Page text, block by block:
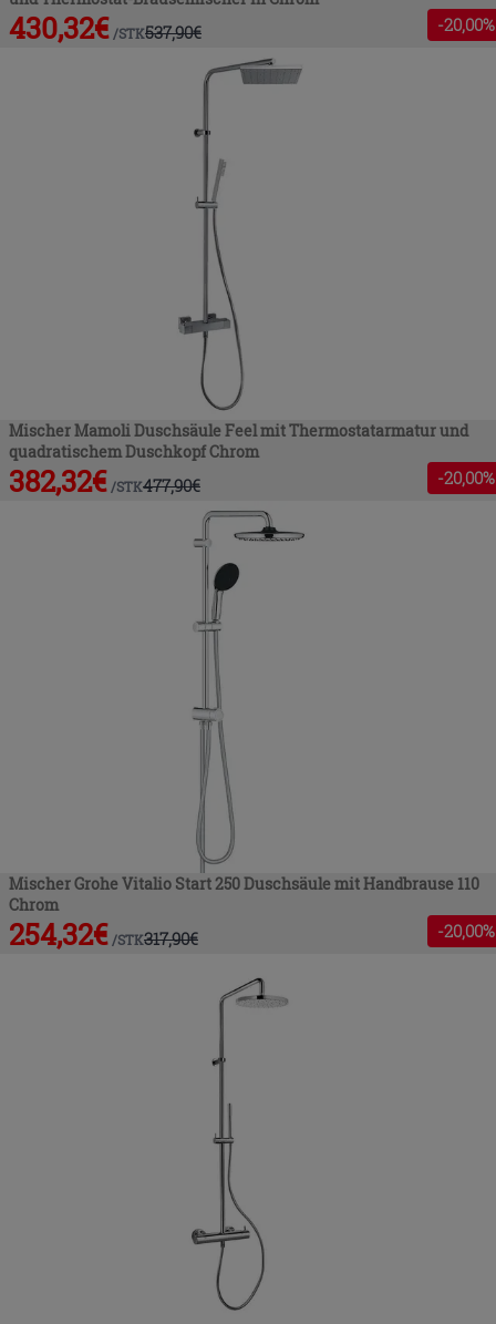
430,32€ /STK537,90€ -20,00%
Mischer Mamoli Duschsäule Feel mit Thermostatarmatur und
quadratischem Duschkopf Chrom
382,32€ /STK477,90€ -20,00%
Mischer Grohe Vitalio Start 250 Duschsäule mit Handbrause 110
Chrom
254,32€ /STK317,90€ -20,00%